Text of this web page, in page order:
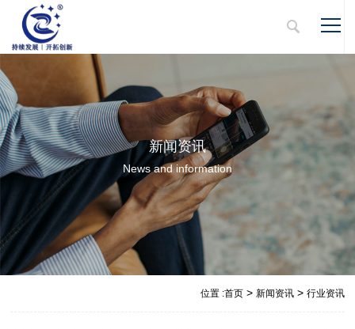
新闻资讯
News and information
位置 :首页> 新闻资讯> 行业资讯